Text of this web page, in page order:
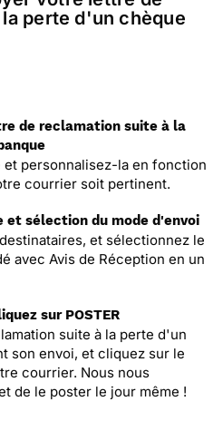
perte d'un chèque
de reclamation suite à la
personnalisez-la en fonction
courrier soit pertinent.
et sélection du mode d'envoi
et sélectionnez le
avec Avis de Réception en un
sur POSTER
suite à la perte d'un
son envoi, et cliquez sur le
courrier. Nous nous
de le poster le jour même !